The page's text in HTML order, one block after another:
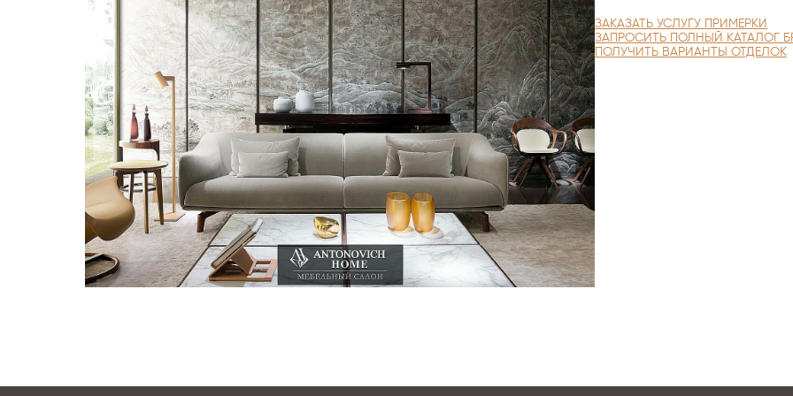
ЗАКАЗАТЬ УСЛУГУ ПРИМЕРКИ
ЗАПРОСИТЬ ПОЛНЫЙ КАТАЛОГ
ПОЛУЧИТЬ ВАРИАНТЫ ОТДЕЛОК